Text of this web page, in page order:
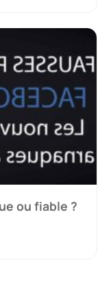
ou fiable ?